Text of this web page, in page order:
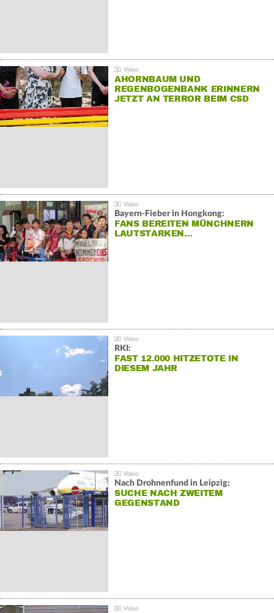
AHORNBAUM UND
REGENBOGENBANK ERINNERN
JETZT AN TERROR BEIM CSD
Bayern-Fieber in Hongkong:
FANS BEREITEN MÜNCHNERN
LAUTSTARKEN…
RKI:
FAST 12.000 HITZETOTE IN
DIESEM JAHR
Nach Drohnenfund in Leipzig:
SUCHE NACH ZWEITEM
GEGENSTAND